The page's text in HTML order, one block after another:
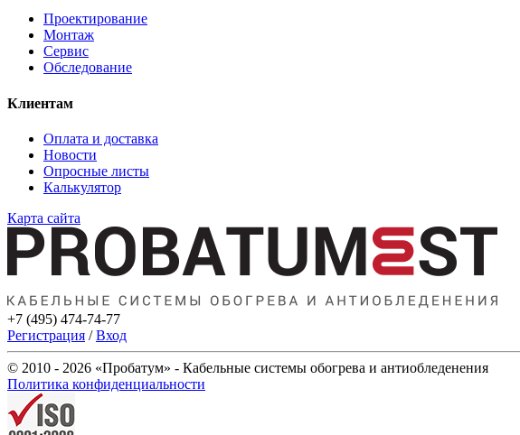
Проектирование
Монтаж
Сервис
Обследование
Клиентам
Оплата и доставка
Новости
Опросные листы
Калькулятор
Карта сайта
+7 (495) 474-74-77
Регистрация /Вход
© 2010 - 2026 «Пробатум» - Кабельные системы обогрева и антиобледенения
Политика конфиденциальности